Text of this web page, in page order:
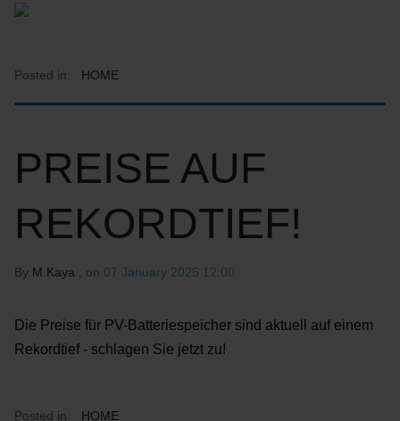
Posted in: HOME
PREISE AUF
REKORDTIEF!
By M.Kaya , on 07 January 2025 12:00
Die Preise für PV-Batteriespeicher sind aktuell auf einem
Rekordtief - schlagen Sie jetzt zu!
Posted in: HOME